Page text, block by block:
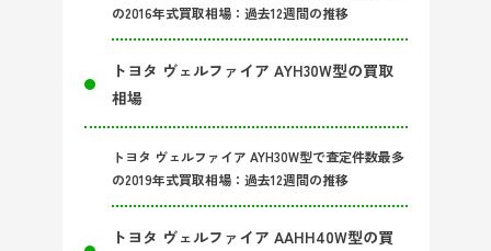
の2016年式買取相場：過去12週間の推移
トヨタ ヴェルファイア AYH30W型の買取
相場
トヨタ ヴェルファイア AYH30W型で査定件数最多
の2019年式買取相場：過去12週間の推移
トヨタ ヴェルファイア AAHH40W型の買